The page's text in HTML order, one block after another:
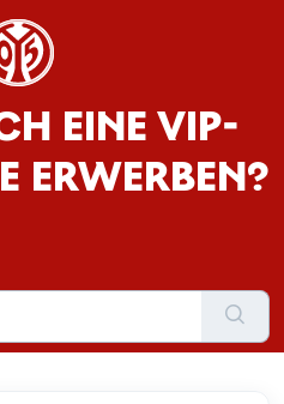
h
EINE VIP-
ERWERBEN?